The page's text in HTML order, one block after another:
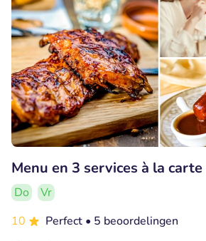
Menu en 3 services à la
Do
Vr
10
Perfect • 5 beoordelingen